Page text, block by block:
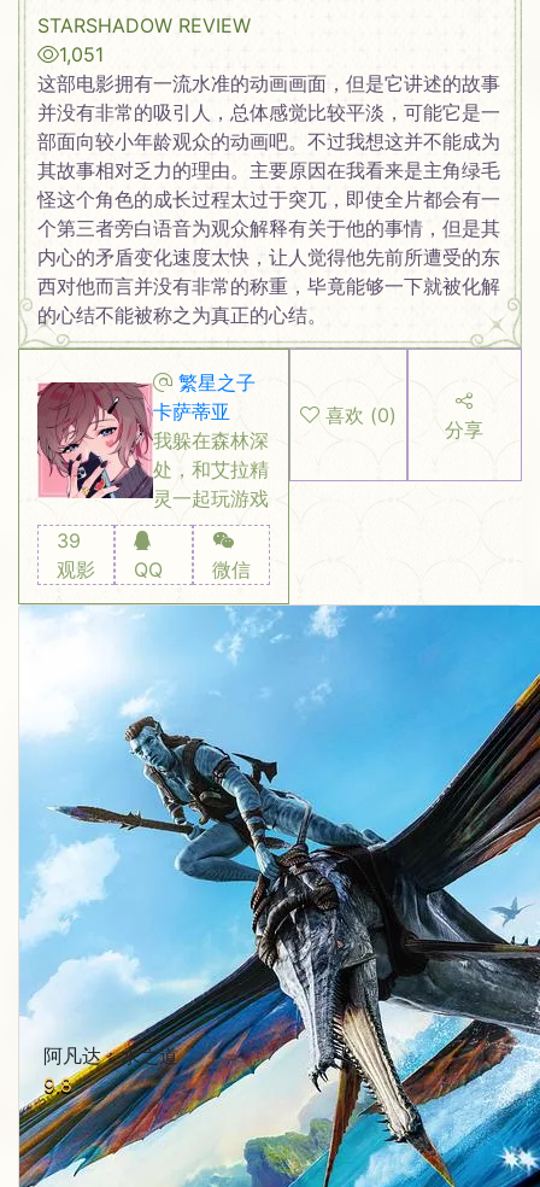
STARSHADOW REVIEW
1,051
这部电影拥有一流水准的动画画面，但是它讲述的故事
并没有非常的吸引人，总体感觉比较平淡，可能它是一
部面向较小年龄观众的动画吧。不过我想这并不能成为
其故事相对乏力的理由。主要原因在我看来是主角绿毛
怪这个角色的成长过程太过于突兀，即使全片都会有一
个第三者旁白语音为观众解释有关于他的事情，但是其
内心的矛盾变化速度太快，让人觉得他先前所遭受的东
西对他而言并没有非常的称重，毕竟能够一下就被化解
的心结不能被称之为真正的心结。
繁星之子
卡萨蒂亚
我躲在森林深
处，和艾拉精
灵一起玩游戏
39
观影
QQ 微信
喜欢 (0)
分享
阿凡达：水之道
9.8